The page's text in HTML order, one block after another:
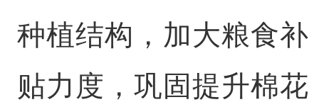
种植结构，加大粮食补
贴力度，巩固提升棉花